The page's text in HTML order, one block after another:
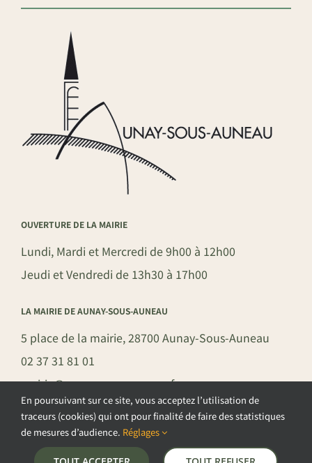
OUVERTURE DE LA MAIRIE
Lundi, Mardi et Mercredi de 9h00 à 12h00
Jeudi et Vendredi de 13h30 à 17h00
LA MAIRIE DE AUNAY-SOUS-AUNEAU
5 place de la mairie, 28700 Aunay-Sous-Auneau
02 37 31 81 01
mairie@aunay-sous-auneau.fr
©COPYRIGHT 2026 – COMMUNE DE AUNAY-SOUS-AUNEAU –
En poursuivant sur ce site, vous acceptez l’utilisation de
traceurs (cookies) qui ont pour finalité de faire des statistiques
de mesures d’audience. Réglages